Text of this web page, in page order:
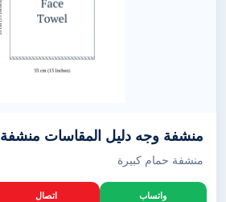
منشفة وجه دليل المقاسات منشفة
منشفة حمام كبيرة
واتساب اتصال